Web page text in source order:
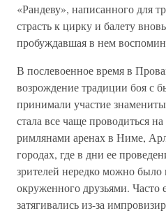
«Рандеву», написанного для
страсть к цирку и балету
пробуждавшая в нем
В послевоенное время в
возрождение традиции боя с
принимали участие
стала все чаще проводиться
римлянами аренах в Ниме,
городах, где в дни ее
зрителей нередко можно было
окруженного друзьями.
затягивались из-за